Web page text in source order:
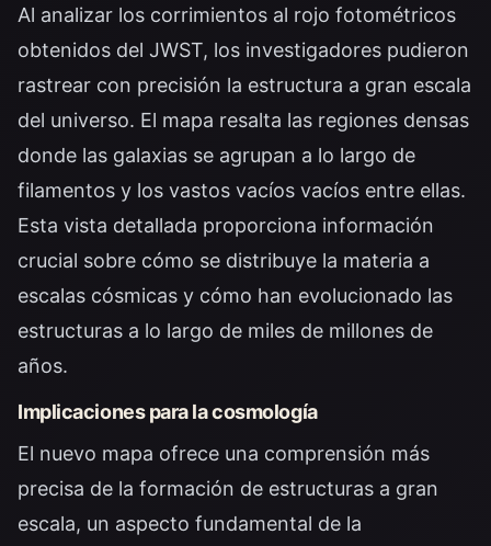
Al analizar los corrimientos al rojo fotométricos
obtenidos del JWST, los investigadores pudieron
rastrear con precisión la estructura a gran escala
del universo. El mapa resalta las regiones densas
donde las galaxias se agrupan a lo largo de
filamentos y los vastos vacíos vacíos entre ellas.
Esta vista detallada proporciona información
crucial sobre cómo se distribuye la materia a
escalas cósmicas y cómo han evolucionado las
estructuras a lo largo de miles de millones de
años.
Implicaciones para la cosmología
El nuevo mapa ofrece una comprensión más
precisa de la formación de estructuras a gran
escala, un aspecto fundamental de la